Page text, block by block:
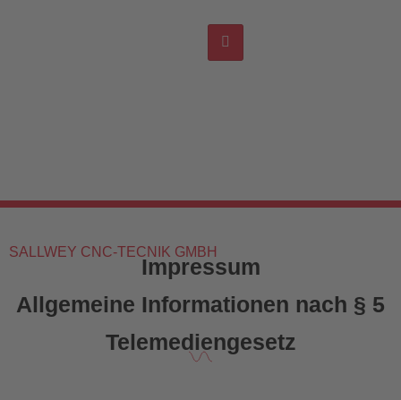
SALLWEY CNC-TECNIK GMBH
Impressum
Allgemeine Informationen nach § 5
Telemediengesetz